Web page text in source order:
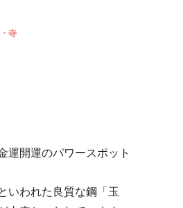
寺
運開運のパワースポット
いわれた良質な鋼「玉